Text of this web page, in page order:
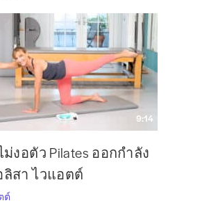
9:14
งอตัว Pilates ออกกำลัง
สา ไวแอตต์
ต์